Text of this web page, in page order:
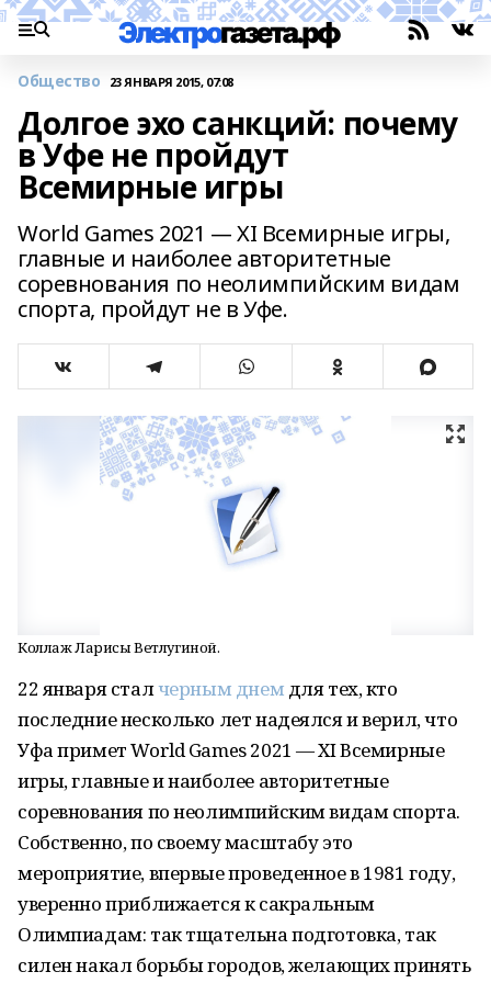
Общество 23 ЯНВАРЯ 2015, 07:08
Долгое эхо санкций: почему
в Уфе не пройдут
Всемирные игры
World Games 2021 — XI Всемирные игры,
главные и наиболее авторитетные
соревнования по неолимпийским видам
спорта, пройдут не в Уфе.
Коллаж Ларисы Ветлугиной.
22 января сталчерным днем для тех, кто
последние несколько лет надеялся и верил, что
Уфа примет World Games 2021 — XI Всемирные
игры, главные и наиболее авторитетные
соревнования по неолимпийским видам спорта.
Собственно, по своему масштабу это
мероприятие, впервые проведенное в 1981 году,
уверенно приближается к сакральным
Олимпиадам: так тщательна подготовка, так
силен накал борьбы городов, желающих принять